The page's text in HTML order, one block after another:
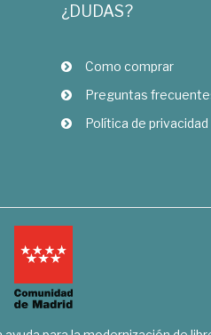
¿DUDAS?
Como comprar
Preguntas
Política de privacidad